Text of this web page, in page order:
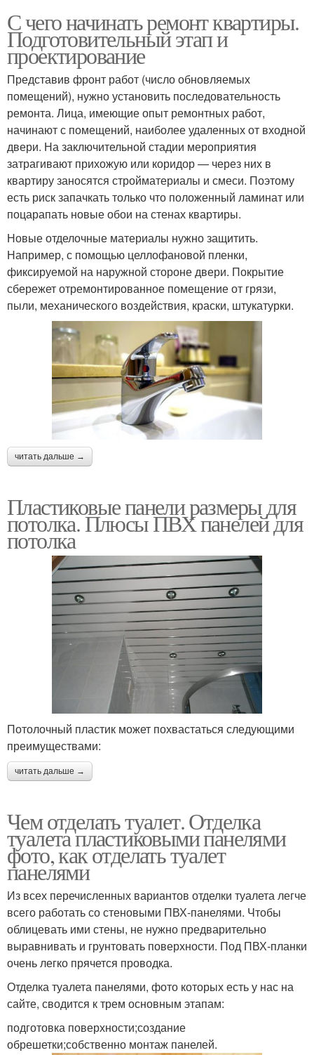
С чего начинать ремонт квартиры.
Подготовительный этап и
проектирование
Представив фронт работ (число обновляемых
помещений), нужно установить последовательность
ремонта. Лица, имеющие опыт ремонтных работ,
начинают с помещений, наиболее удаленных от входной
двери. На заключительной стадии мероприятия
затрагивают прихожую или коридор — через них в
квартиру заносятся стройматериалы и смеси. Поэтому
есть риск запачкать только что положенный ламинат или
поцарапать новые обои на стенах квартиры.
Новые отделочные материалы нужно защитить.
Например, с помощью целлофановой пленки,
фиксируемой на наружной стороне двери. Покрытие
сбережет отремонтированное помещение от грязи,
пыли, механического воздействия, краски, штукатурки.
читать дальше →
Пластиковые панели размеры для
потолка. Плюсы ПВХ панелей для
потолка
Потолочный пластик может похвастаться следующими
преимуществами:
читать дальше →
Чем отделать туалет. Отделка
туалета пластиковыми панелями
фото, как отделать туалет
панелями
Из всех перечисленных вариантов отделки туалета легче
всего работать со стеновыми ПВХ-панелями. Чтобы
облицевать ими стены, не нужно предварительно
выравнивать и грунтовать поверхности. Под ПВХ-планки
очень легко прячется проводка.
Отделка туалета панелями, фото которых есть у нас на
сайте, сводится к трем основным этапам:
подготовка поверхности;создание
обрешетки;собственно монтаж панелей.